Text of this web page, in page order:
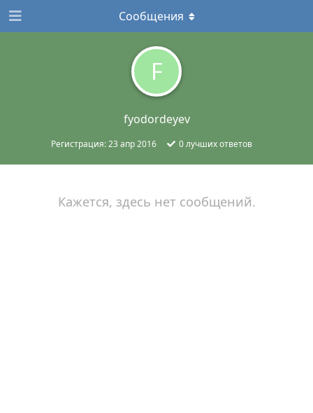
F
fyodordeyev
Регистрация:23 апр 2016 0лучших ответов
Сообщения
Кажется, здесь нет сообщений.